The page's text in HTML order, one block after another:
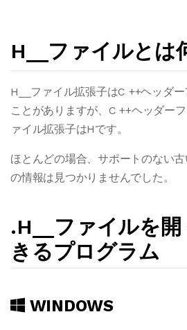
H__ファイルとは
H__ファイル拡張子はC ++ヘッダ
ことがありますが、C ++ヘッダー
ァイル拡張子はHです。
ほとんどの場合、サポートのない
の情報は見つかりませんでした。
.H__ファイルを
きるプログラム
WINDOWS